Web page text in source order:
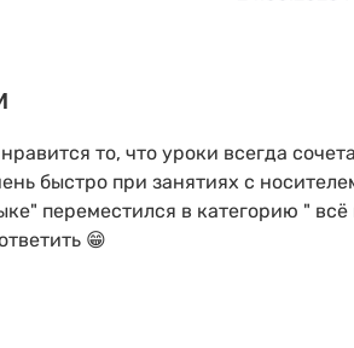
то, что уроки всегда
быстро при занятиях с
переместился в категорию " всё
😁